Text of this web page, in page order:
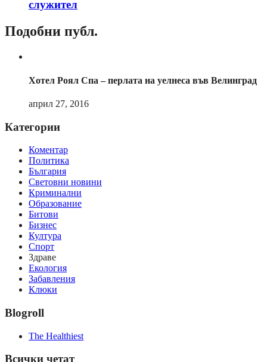
служител
Подобни публ.
Хотел Роял Спа – перлата на уелнеса във Велинград
април 27, 2016
Категории
Коментар
Политика
България
Световни новини
Криминални
Образование
Битови
Бизнес
Култура
Спорт
Здраве
Екология
Забавления
Клюки
Blogroll
The Healthiest
Всички четат